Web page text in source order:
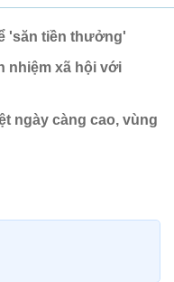
'săn tiền thưởng'
nhiệm xã hội với
ngày càng cao, vùng